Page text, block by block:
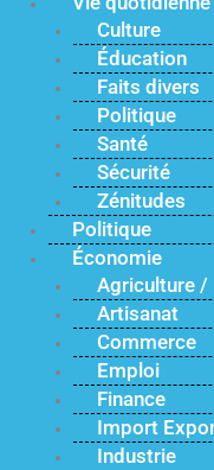
Culture
Éducation
Faits divers
Politique
Santé
Sécurité
Zénitudes
Politique
Économie
Agriculture /
Artisanat
Commerce
Emploi
Finance
Import
Industrie